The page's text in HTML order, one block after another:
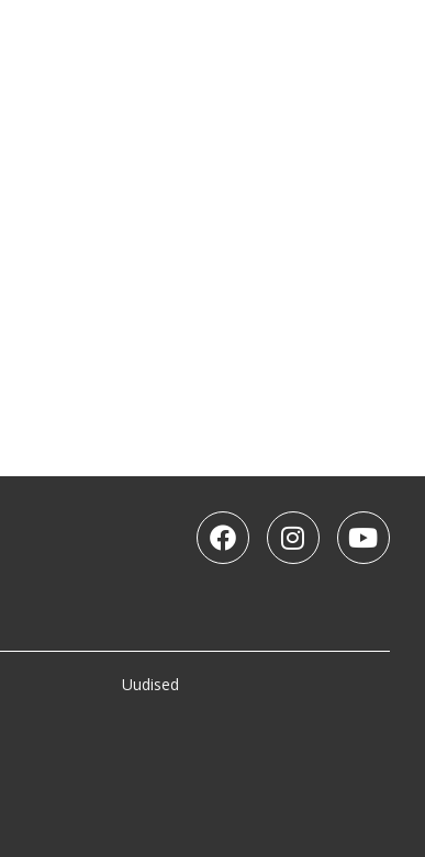
Uudised